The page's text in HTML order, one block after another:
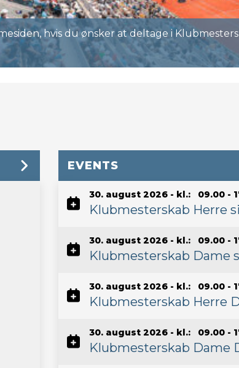
hvis du ønsker at deltage i
EVENTS
30. august 2026 - kl.: 09.00 -
30. august 2026 - kl.: 09.00 -
30. august 2026 - kl.: 09.00 -
30. august 2026 - kl.: 09.00 -